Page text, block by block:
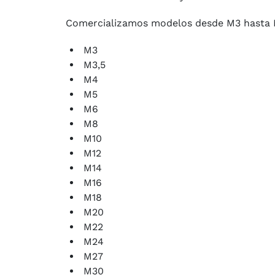
Comercializamos modelos desde M3 hasta
M3
M3,5
M4
M5
M6
M8
M10
M12
M14
M16
M18
M20
M22
M24
M27
M30